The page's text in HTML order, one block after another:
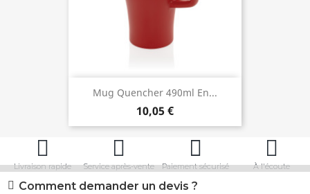
Mug Quencher 490ml En...
10,05 €
Livraison rapide Service après-vente Paiement sécurisé À l'écoute
Comment demander un devis ?